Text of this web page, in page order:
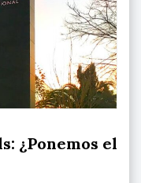
¿Ponemos el